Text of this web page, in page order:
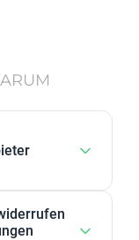
in den